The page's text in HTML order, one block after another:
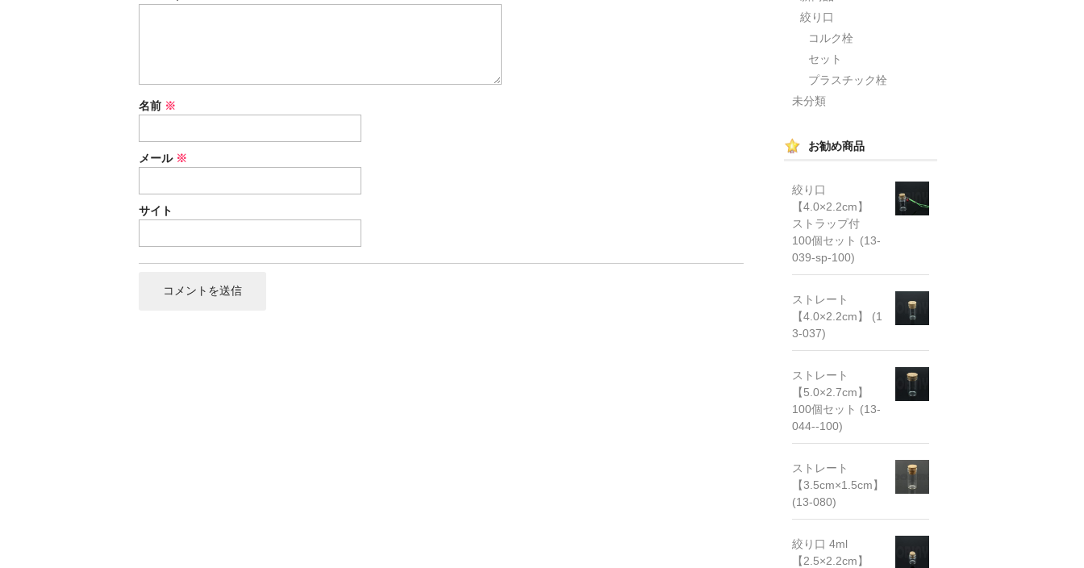
名前 ※
メール ※
サイト
絞り口
コルク栓
セット
プラスチック栓
未分類
お勧め商品
絞り口
【4.0×2.2cm】
ストラップ付
100個セット (13-
039-sp-100)
ストレート
【4.0×2.2cm】 (1
3-037)
ストレート
【5.0×2.7cm】
100個セット (13-
044--100)
ストレート
【3.5cm×1.5cm】
(13-080)
絞り口 4ml
【2.5×2.2cm】